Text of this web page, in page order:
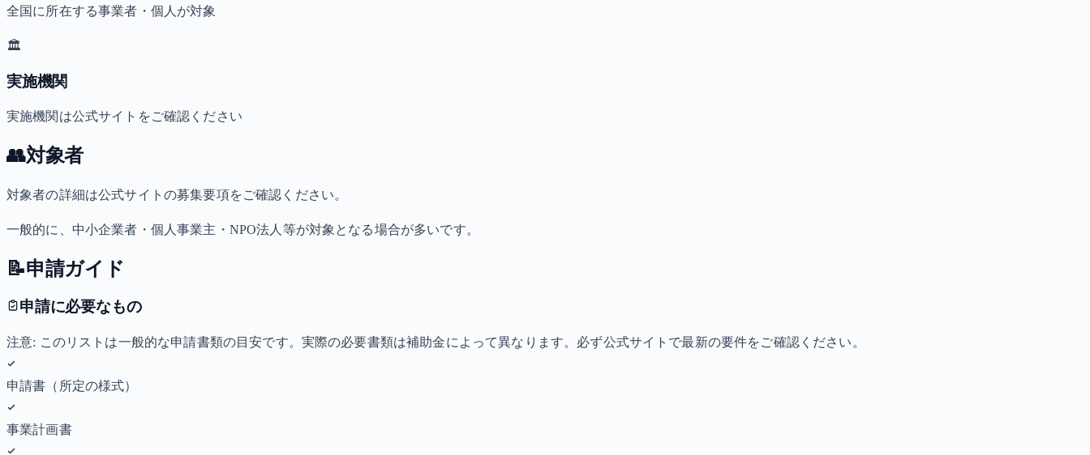
全国に所在する事業者・個人が対象
🏛️
実施機関
実施機関は公式サイトをご確認ください
👥対象者
対象者の詳細は公式サイトの募集要項をご確認ください。
一般的に、中小企業者・個人事業主・NPO法人等が対象となる場合が多いです。
📝申請ガイド
申請に必要なもの
注意: このリストは一般的な申請書類の目安です。実際の必要書類は補助金によって異なります。必ず公式サイトで最新の要件をご確認ください。
申請書（所定の様式）
事業計画書